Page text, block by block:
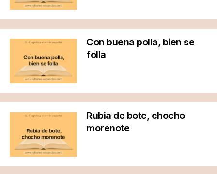
Con buena polla, bien se
folla
Rubia de bote, chocho
morenote